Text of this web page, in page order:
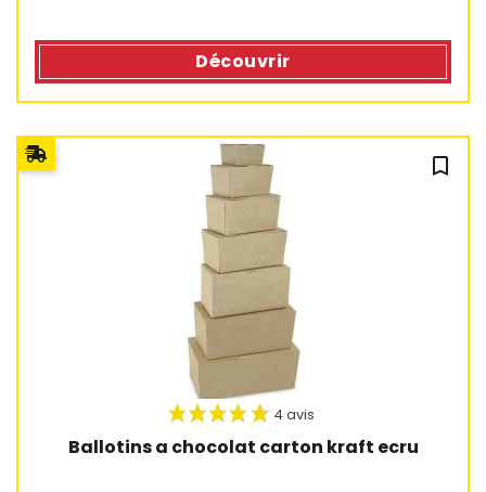
Découvrir
bookmark_outline
Ballotins a chocolat carton kraft ecru